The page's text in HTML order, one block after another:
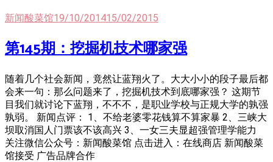
新闻酸菜馆19/10/201415/02/2015
第145期：挖掘机技术哪家强
随着几个社会新闻，竟然让蓝翔火了。大大小小的段子最后都
会来一句：那么问题来了，挖掘机技术到底哪家强？ 这期节
目我们就讨论下蓝翔，不不不，是职业学校与正规大学的孰强
孰弱。 新闻点评： 1、不给老婆零花钱算不算家暴 2、三峡大
坝取消国人门票该不该高兴 3、一女三夫显超强管理学能力
关注微信公众号：新闻酸菜馆 点击进入：在线商店 新闻酸菜
馆接受 广告品牌合作